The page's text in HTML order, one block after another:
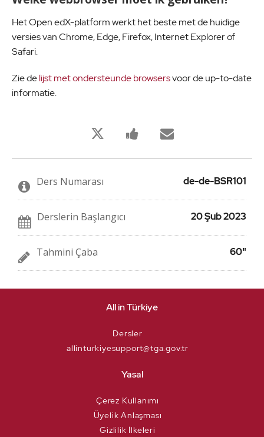
Het Open edX-platform werkt het beste met de huidige
versies van Chrome, Edge, Firefox, Internet Explorer of
Safari.
Zie delijst met ondersteunde browsersvoor de up-to-date
informatie.
derse
twitleyin
Bu
derse
yaptığınızı
Facebook
mesajı
gönderin
Birisine
bu
için
e-
posta
gönderin
Ders Numarası de-de-BSR101
Derslerin Başlangıcı 20 Şub 2023
Tahmini Çaba 60"
All in Türkiye
Dersler
allinturkiyesupport@tga.gov.tr
Yasal
Çerez Kullanımı
Üyelik Anlaşması
Gizlilik İlkeleri